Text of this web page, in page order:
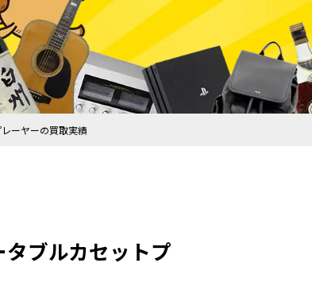
ーヤーの買取実績
ブルカセットプ